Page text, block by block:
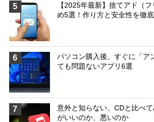
5
【2025年最新】捨てアド（
め5選！作り方と安全性を徹
6
パソコン購入後、すぐに「ア
ても問題ないアプリ6選
7
意外と知らない、CDと比べ
がいいのか、悪いのか